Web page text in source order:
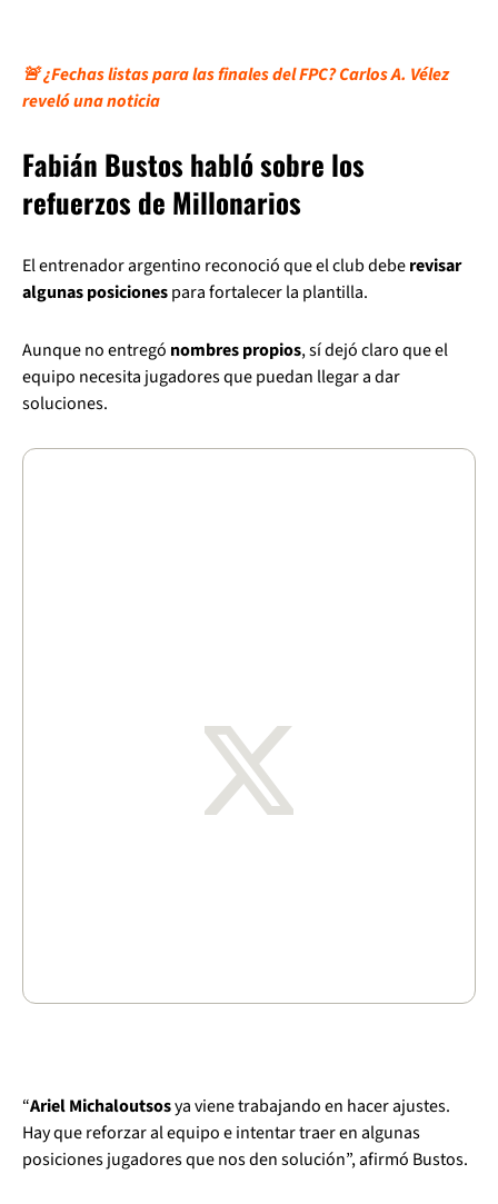
🚨 ¿Fechas listas para las finales del FPC? Carlos A. Vélez
reveló una noticia
Fabián Bustos habló sobre los
refuerzos de Millonarios
El entrenador argentino reconoció que el club deberevisar
algunas posicionespara fortalecer la plantilla.
Aunque no entregó nombres propios, sí dejó claro que el
equipo necesita jugadores que puedan llegar a dar
soluciones.
“Ariel Michaloutsosya viene trabajando en hacer ajustes.
Hay que reforzar al equipo e intentar traer en algunas
posiciones jugadores que nos den solución”, afirmó Bustos.